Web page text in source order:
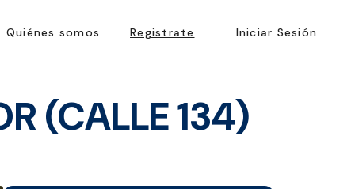
Quiénes somos Registrate Iniciar Sesión
(CALLE 134)